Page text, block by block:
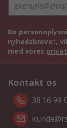
De
nyhedsbrevet,
med vores
Kontakt os
38 16 99